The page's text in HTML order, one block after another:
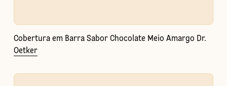
Cobertura em Barra Sabor Chocolate Meio Amargo Dr.
Oetker